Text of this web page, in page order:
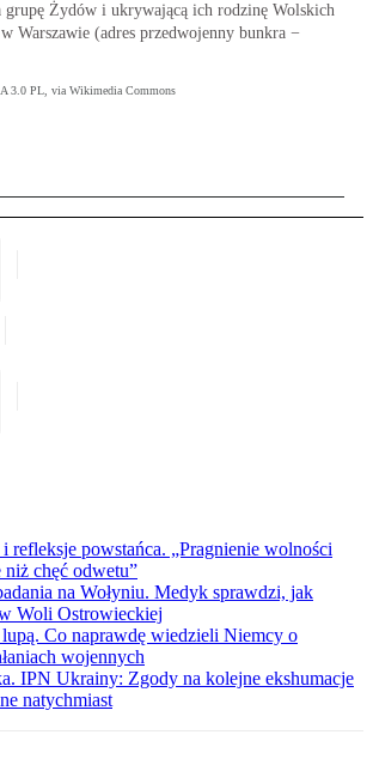
grupę Żydów i ukrywającą ich rodzinę Wolskich
Warszawie (adres przedwojenny bunkra −
3.0 PL, via Wikimedia Commons
refleksje powstańca. „Pragnienie wolności
niż chęć odwetu”
na Wołyniu. Medyk sprawdzi, jak
Woli Ostrowieckiej
Co naprawdę wiedzieli Niemcy o
wojennych
IPN Ukrainy: Zgody na kolejne ekshumacje
natychmiast